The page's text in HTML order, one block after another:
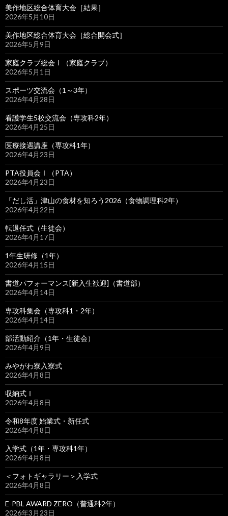
美作地区総合体育大会［結果］
2026年5月10日
美作地区総合体育大会［総合開会式］
2026年5月9日
家庭クラブ総会Ⅰ（家庭クラブ）
2026年5月1日
スポーツ交流会（1～3年）
2026年4月28日
看護学生5校交流会（専攻科2年）
2026年4月25日
医療接遇講座（専攻科1年）
2026年4月23日
PTA役員会Ⅰ（PTA）
2026年4月23日
「だし活」津山の食材を知ろう2026（食物調理科2年）
2026年4月22日
転退任式（生徒会）
2026年4月17日
1年生研修（1年）
2026年4月15日
書道パフォーマンス[新入生歓迎]（書道部）
2026年4月14日
専攻科集会（専攻科1・2年）
2026年4月14日
部活動紹介（1年・生徒会）
2026年4月9日
みやがわ寮入寮式
2026年4月8日
収納式Ⅰ
2026年4月8日
令和8年度 始業式・新任式
2026年4月8日
入学式（1年・専攻科1年）
2026年4月8日
＜フォトギャラリー＞入学式
2026年4月8日
E-PBL AWARD ZERO（普通科2年）
2026年3月23日